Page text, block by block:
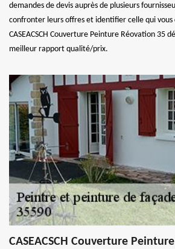
demandes de devis auprès de plusieurs
confronter leurs offres et identifier celle qui vous
CASEACSCH Couverture Peinture Réovation 35
meilleur rapport qualité/prix.
CASEACSCH Couverture